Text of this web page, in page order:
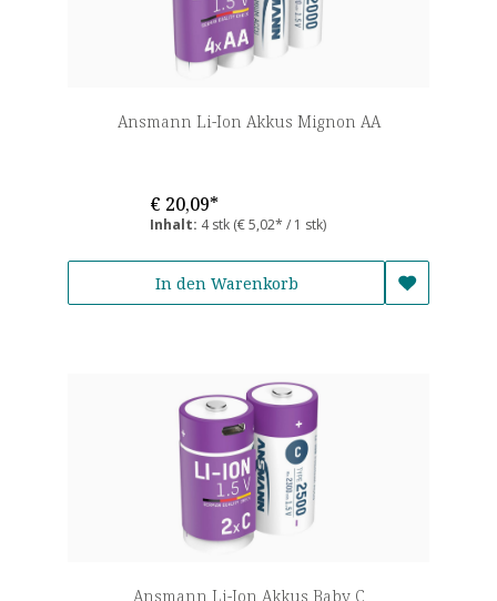
Ansmann Li-Ion Akkus Mignon AA
Inhalt: 4 stk (€ 5,02* / 1 stk)
€ 20,09*
In den Warenkorb
Ansmann Li-Ion Akkus Baby C